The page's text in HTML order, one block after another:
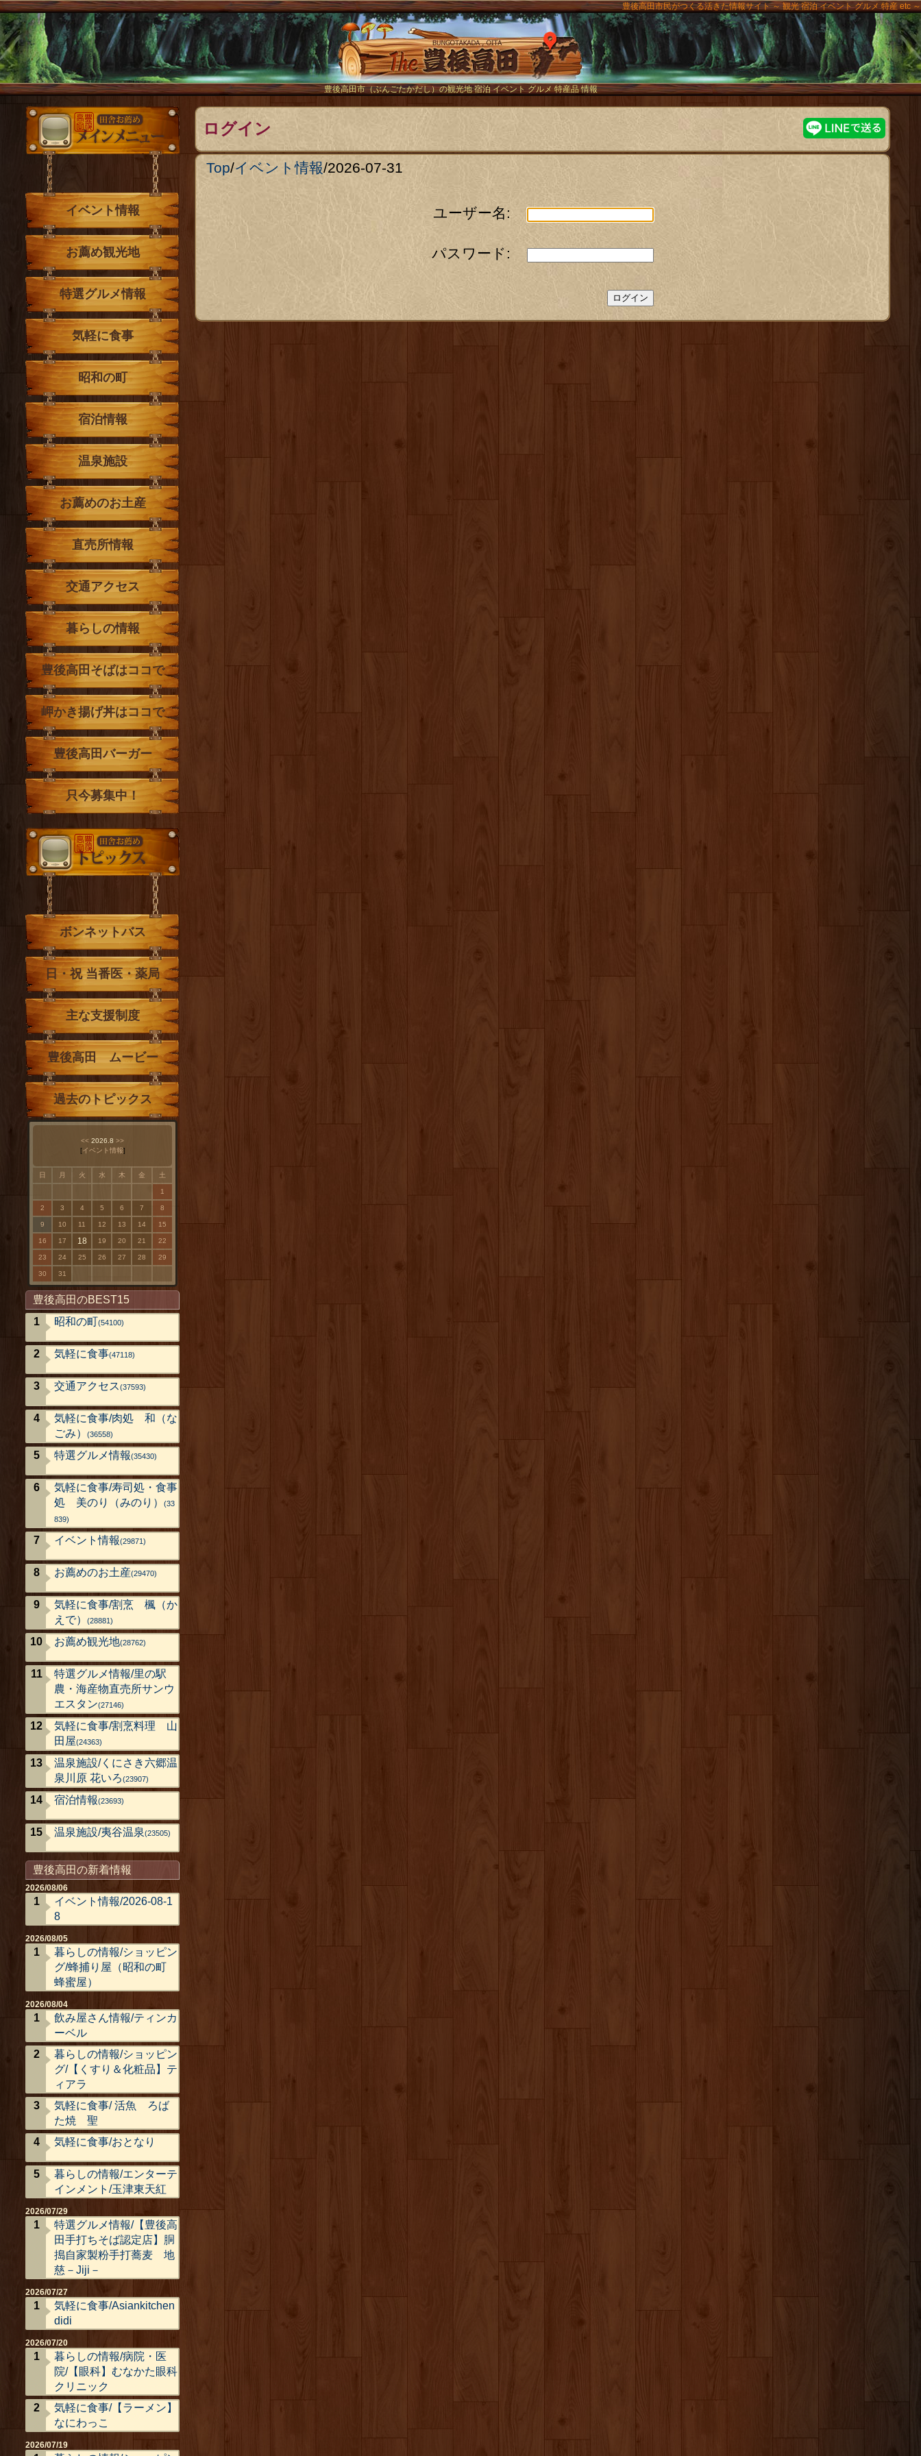
豊後高田市民がつくる活きた情報サイト ～ 観光 宿泊 イベント グルメ 特産 etc ～
The豊後高田
豊後高田市（ぶんごたかだし）の観光地 宿泊 イベント グルメ 特産品 情報
ログイン
Top/イベント情報/2026-07-31
ユーザー名:
パスワード:
メインメニュー
イベント情報
お薦め観光地
特選グルメ情報
気軽に食事
昭和の町
宿泊情報
温泉施設
お薦めのお土産
直売所情報
交通アクセス
暮らしの情報
豊後高田そばはココで
岬かき揚げ丼はココで
豊後高田バーガー
只今募集中！
ボンネットバス
日・祝 当番医・薬局
主な支援制度
豊後高田 ムービー
過去のトピックス
<< 2026.8 >>
[イベント情報]
日 月 火 水 木 金 土
1
2 3 4 5 6 7 8
9 10 11 12 13 14 15
16 17 18 19 20 21 22
23 24 25 26 27 28 29
30 31
豊後高田のBEST15
昭和の町(54100)
気軽に食事(47118)
交通アクセス(37593)
気軽に食事/肉処 和（な
ごみ）
(36558)
特選グルメ情報(35430)
気軽に食事/寿司処・食事
処 美のり（みのり）
(33
839)
イベント情報(29871)
お薦めのお土産(29470)
気軽に食事/割烹 楓（か
えで）
(28881)
お薦め観光地(28762)
特選グルメ情報/里の駅
農・海産物直売所サンウ
エスタン(27146)
気軽に食事/割烹料理 山
田屋(24363)
温泉施設/くにさき六郷温
泉川原 花いろ(23907)
宿泊情報(23693)
温泉施設/夷谷温泉(23505)
豊後高田の新着情報
2026/08/06
イベント情報/2026-08-1
8
2026/08/05
暮らしの情報/ショッピン
グ/蜂捕り屋（昭和の町
蜂蜜屋）
2026/08/04
飲み屋さん情報/ティンカ
ーベル
暮らしの情報/ショッピン
グ/【くすり＆化粧品】テ
ィアラ
気軽に食事/ 活魚 ろば
た焼 聖
気軽に食事/おとなり
暮らしの情報/エンターテ
インメント/玉津東天紅
2026/07/29
特選グルメ情報/【豊後高
田手打ちそば認定店】胴
搗自家製粉手打蕎麦 地
慈－Jiji－
2026/07/27
気軽に食事/Asiankitchen
didi
2026/07/20
暮らしの情報/病院・医
院/【眼科】むなかた眼科
クリニック
気軽に食事/【ラーメン】
なにわっこ
2026/07/19